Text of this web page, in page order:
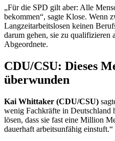
„Für die SPD gilt aber: Alle
bekommen“, sagte Klose. Wenn
Langzeitarbeitslosen keinen
darum gehen, sie zu qualifizieren
Abgeordnete.
CDU/CSU: Dieses
überwunden
Kai Whittaker (CDU/CSU)
wenig Fachkräfte in Deutschland
lösen, dass sie fast eine Million
dauerhaft arbeitsunfähig einstuft.“